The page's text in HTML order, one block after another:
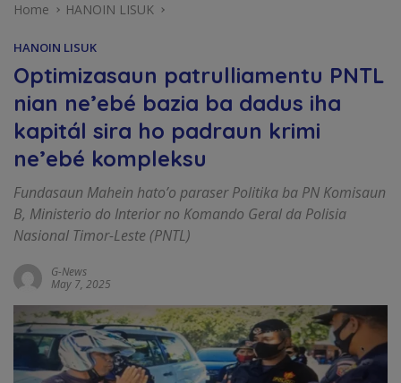
Home HANOIN LISUK
HANOIN LISUK
Optimizasaun patrulliamentu PNTL
nian ne’ebé bazia ba dadus iha
kapitál sira ho padraun krimi
ne’ebé kompleksu
Fundasaun Mahein hato’o paraser Politika ba PN Komisaun
B, Ministerio do Interior no Komando Geral da Polisia
Nasional Timor-Leste (PNTL)
G-News
May 7, 2025